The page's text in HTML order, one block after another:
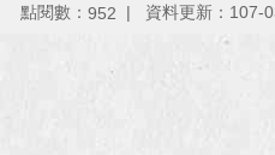
點閱數： 952 資料更新：107-